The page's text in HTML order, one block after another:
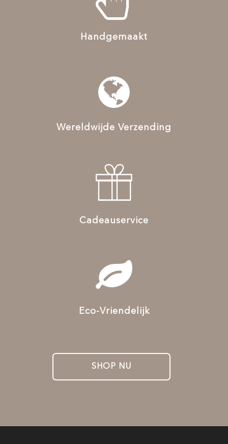
Handgemaakt
Wereldwijde Verzending
Cadeauservice
Eco-Vriendelijk
SHOP NU